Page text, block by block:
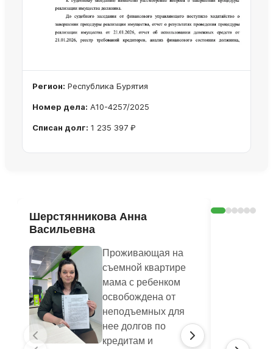
Регион: Республика Бурятия
Номер дела: А10-4257/2025
Списан долг: 1 235 397 ₽
Шерстянникова Анна
Васильевна
Проживающая на
съемной квартире
мама с ребенком
освобождена от
неподъемных для
нее долгов по
кредитам и